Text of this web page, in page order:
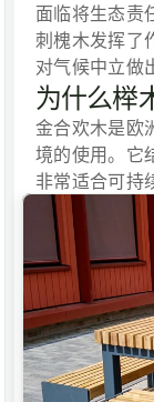
面临将生态责
刺槐木发挥了
对气候中立做
为什么榉
金合欢木是欧
境的使用。它
非常适合可持